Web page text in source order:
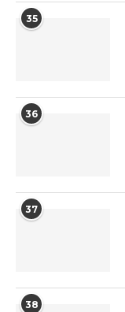
35
36
37
38